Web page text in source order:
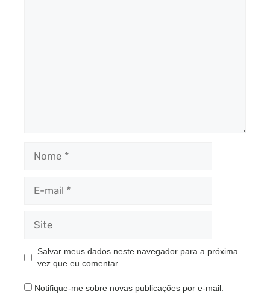
mail
Salvar meus dados neste navegador para a próxima
vez que eu comentar.
Notifique-me sobre novas publicações por e-mail.